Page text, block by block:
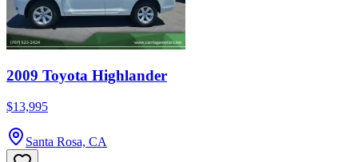
2009 Toyota Highlander
$13,995
Santa Rosa, CA